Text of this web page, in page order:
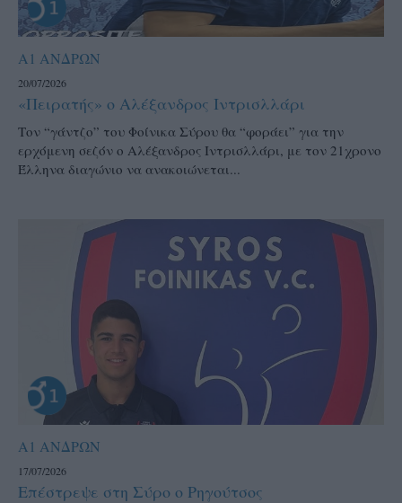
Α1 ΑΝΔΡΩΝ
20/07/2026
«Πειρατής» ο Αλέξανδρος Ιντρισλλάρι
Τον “γάντζο” του Φοίνικα Σύρου θα “φοράει” για την
ερχόμενη σεζόν ο Αλέξανδρος Ιντρισλλάρι, με τον 21χρονο
Έλληνα διαγώνιο να ανακοιώνεται...
Α1 ΑΝΔΡΩΝ
17/07/2026
Επέστρεψε στη Σύρο ο Ρηγούτσος